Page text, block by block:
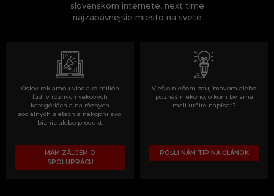
slovenskom internete, next time
najzabávnejšie miesto na svete
Oslov reklamou viac ako milión
ľudí v rôznych vekových
kategóriách a na rôznych
sociálnych sieťach a nakopni svoj
biznis alebo produkt.
MÁM ZÁUJEM O
SPOLUPRÁCU
Vieš o niečom zaujímavom alebo
poznáš niekoho, o kom by sme
mali určite napísať?
POŠLI NÁM TIP NA ČLÁNOK